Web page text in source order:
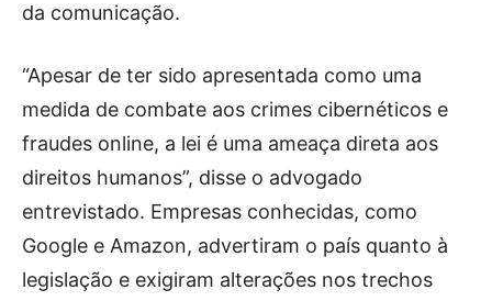
da comunicação.
“Apesar de ter sido apresentada como uma
medida de combate aos crimes cibernéticos e
fraudes online, a lei é uma ameaça direta aos
direitos humanos”, disse o advogado
entrevistado. Empresas conhecidas, como
Google e Amazon, advertiram o país quanto à
legislação e exigiram alterações nos trechos